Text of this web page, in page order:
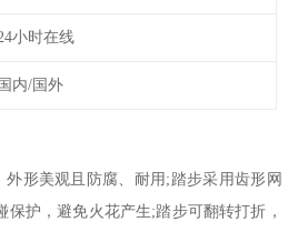
小时在线
国内/国外
形美观且防腐、耐用;踏步采用齿形网
护，避免火花产生;踏步可翻转打折，